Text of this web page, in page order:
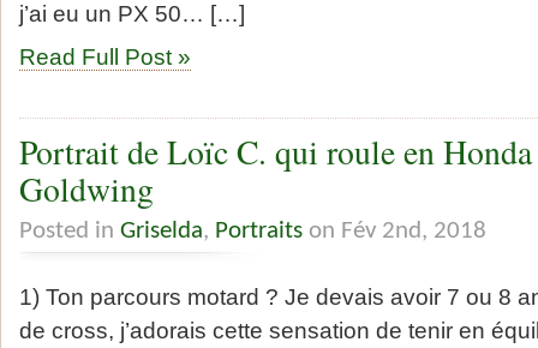
j’ai eu un PX 50… […]
Read Full Post »
Portrait de Loïc C. qui roule en
Goldwing
Posted in Griselda, Portraits on Fév 2nd, 2018
1) Ton parcours motard ? Je devais avoir 7 ou 8
de cross, j’adorais cette sensation de tenir en